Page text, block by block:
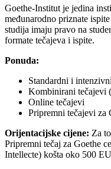
Goethe-Institut je jedina
međunarodno priznate
studija imaju pravo na
formate tečajeva i ispite.
Ponuda:
Standardni i
Kombinirani tečajevi
Online tečajevi
Pripremni tečajevi za
Orijentacijske cijene: Za
Pripremni tečaj za Goethe
Intellecte) košta oko 500